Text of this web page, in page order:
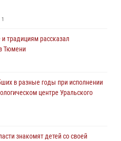
1
традициям рассказал
Тюмени
в разные годы при исполнении
центре Уральского
знакомят детей со своей